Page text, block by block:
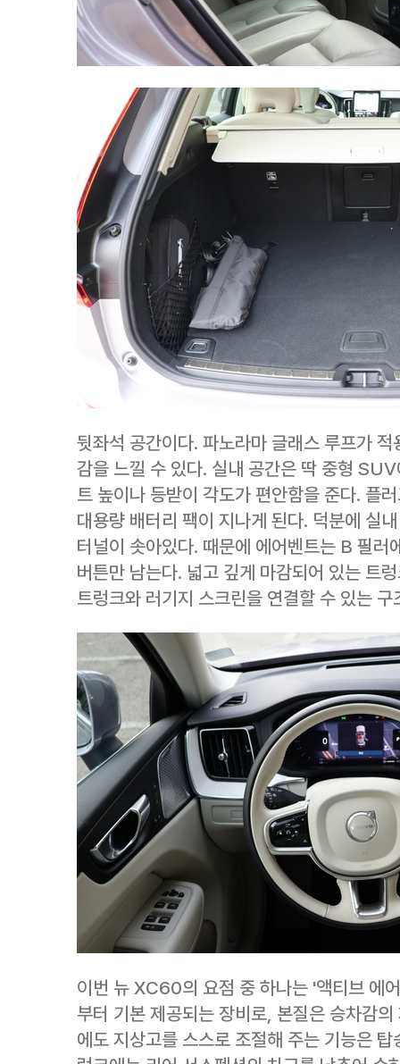
뒷좌석 공간이다. 파노라마 글래스 루프가
감을 느낄 수 있다. 실내 공간은 딱 중형
트 높이나 등받이 각도가 편안함을 준다. 플
대용량 배터리 팩이 지나게 된다. 덕분에 실
터널이 솟아있다. 때문에 에어벤트는 B 필
버튼만 남는다. 넓고 깊게 마감되어 있는 트
트렁크와 러기지 스크린을 연결할 수 있는
이번 뉴 XC60의 요점 중 하나는 '액티브 에
부터 기본 제공되는 장비로, 본질은 승차감
에도 지상고를 스스로 조절해 주는 기능은